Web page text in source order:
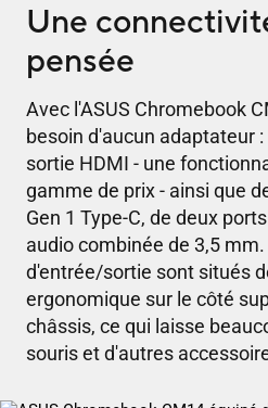
Une
pensée
Avec l'ASUS Chromebook
besoin d'aucun adaptateur
sortie HDMI - une
gamme de prix - ainsi que
Gen 1 Type-C, de deux
audio combinée de 3,5
d'entrée/sortie sont situés
ergonomique sur le côté
châssis, ce qui laisse
souris et d'autres